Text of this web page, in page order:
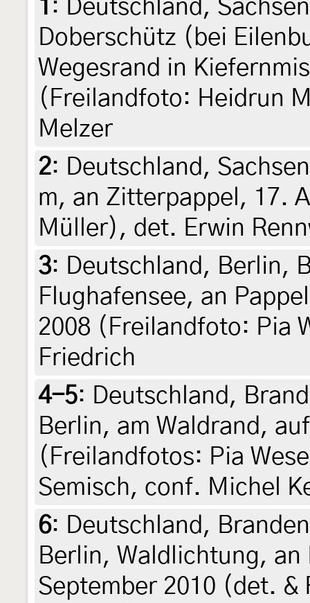
1 : Deutschland,
Doberschütz (bei
Wegesrand in
(Freilandfoto: Heidrun
Melzer
2: Deutschland,
m, an Zitterpappel, 17.
Müller), det. Erwin
3: Deutschland, Berlin,
Flughafensee, an
2008 (Freilandfoto: Pia
Friedrich
4-5: Deutschland,
Berlin, am Waldrand,
(Freilandfotos: Pia
Semisch, conf. Michel
6: Deutschland,
Berlin, Waldlichtung,
September 2010 (det.